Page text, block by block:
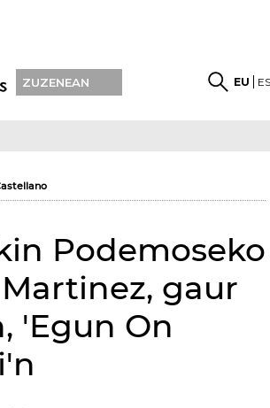
ZUZENEAN EU
Podemoseko
gaur
'Egun On